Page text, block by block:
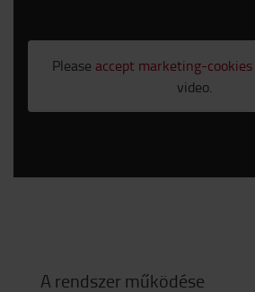
Please accept marketing-cookies
video.
A rendszer működése